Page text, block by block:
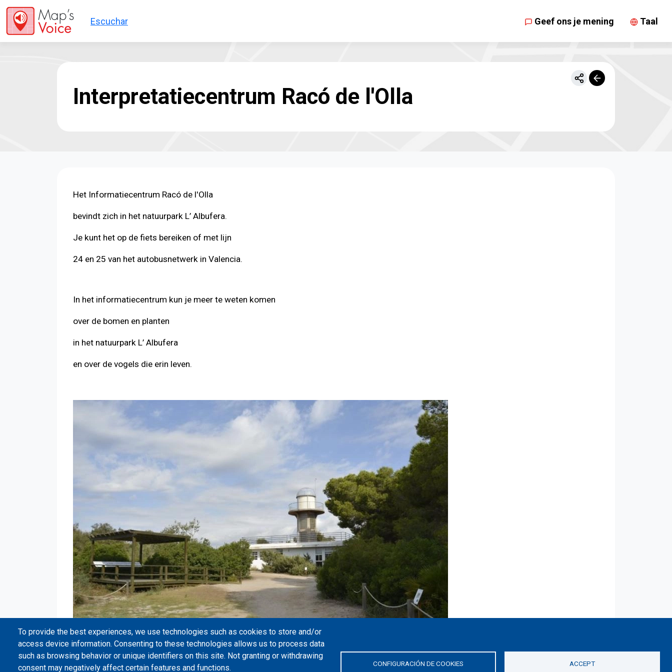
Overslaan en naar de inhoud gaan
Escuchar
Geef ons je mening Taal
Interpretatiecentrum Racó de l'Olla
Het Informatiecentrum Racó de l'Olla
bevindt zich in het natuurpark L’ Albufera.
Je kunt het op de fiets bereiken of met lijn
24 en 25 van het autobusnetwerk in Valencia.
In het informatiecentrum kun je meer te weten komen
over de bomen en planten
in het natuurpark L’ Albufera
en over de vogels die erin leven.
To provide the best experiences, we use technologies such as cookies to store and/or
access device information. Consenting to these technologies allows us to process data
such as browsing behavior or unique identifiers on this site. Not granting or withdrawing
consent may negatively affect certain features and functions.
CONFIGURACIÓN DE COOKIES ACCEPT